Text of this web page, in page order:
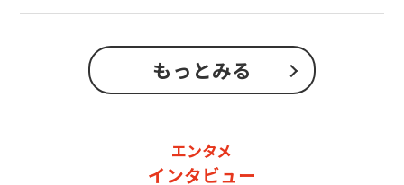
もっとみる
エンタメ
インタビュー